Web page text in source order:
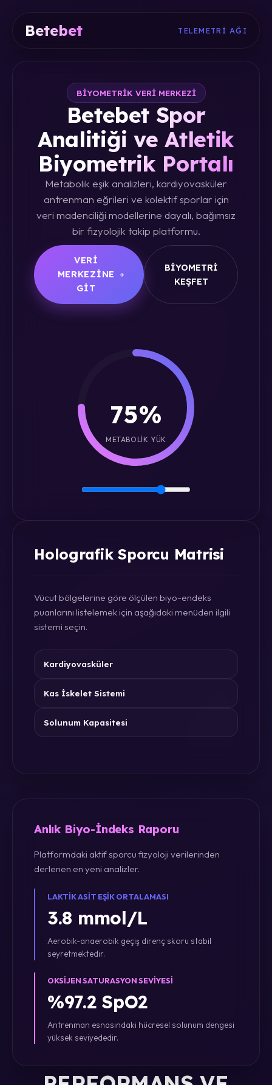
Betebet TELEMETRI AĞI
BIYOMETRIK VERI MERKEZI
Betebet Spor
Analitiği ve Atletik
Biyometrik Portalı
Metabolik eşik analizleri, kardiyovasküler
antrenman eğrileri ve kolektif sporlar için
veri madenciliği modellerine dayalı, bağımsız
bir fizyolojik takip platformu.
VERI
MERKEZINE
GIT
BIYOMETRI
KEŞFET
75%
METABOLIK YÜK
Holografik Sporcu Matrisi
Vücut bölgelerine göre ölçülen biyo-endeks
puanlarını listelemek için aşağıdaki menüden ilgili
sistemi seçin.
Kardiyovasküler
Kas İskelet Sistemi
Solunum Kapasitesi
Anlık Biyo-İndeks Raporu
Platformdaki aktif sporcu fizyoloji verilerinden
derlenen en yeni analizler.
LAKTIK ASIT EŞIK ORTALAMASI
3.8 mmol/L
Aerobik-anaerobik geçiş direnç skoru stabil
seyretmektedir.
OKSIJEN SATURASYON SEVIYESI
%97.2 SpO2
Antrenman esnasındaki hücresel solunum dengesi
yüksek seviyededir.